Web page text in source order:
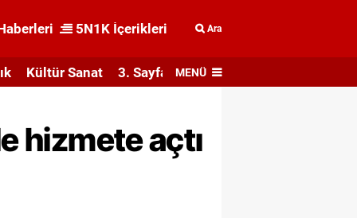
5N1K İçerikleri Ara
Kültür Sanat 3. Sayfa MENÜ
hizmete açtı